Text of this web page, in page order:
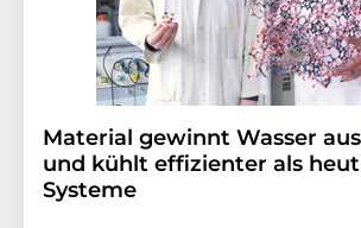
Material gewinnt Wasser
und kühlt effizienter als
Systeme